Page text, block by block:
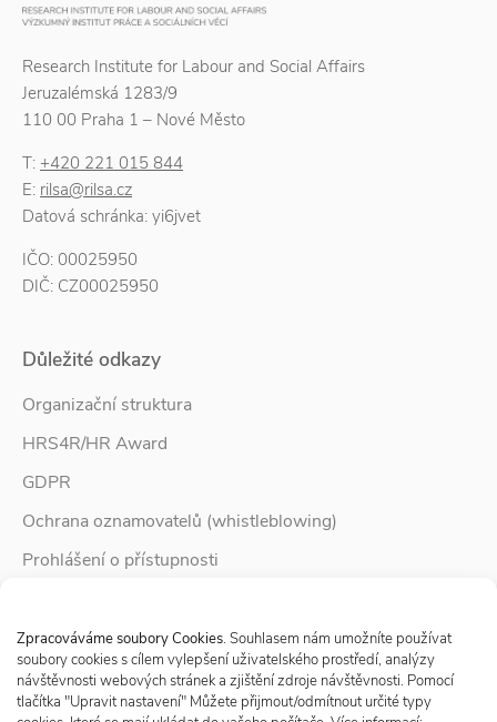
Zpracováváme soubory Cookies. Souhlasem nám umožníte používat
soubory cookies s cílem vylepšení uživatelského prostředí, analýzy
návštěvnosti webových stránek a zjištění zdroje návštěvnosti. Pomocí
tlačítka "Upravit nastavení" Můžete přijmout/odmítnout určité typy
Research Institute for Labour and Social Affairs
Jeruzalémská 1283/9
110 00 Praha 1 – Nové Město
T: +420 221 015 844
E: rilsa@rilsa.cz
Datová schránka: yi6jvet
IČO: 00025950
DIČ: CZ00025950
Důležité odkazy
Organizační struktura
HRS4R/HR Award
GDPR
Ochrana oznamovatelů (whistleblowing)
Prohlášení o přístupnosti
Zpravodaj Rodina